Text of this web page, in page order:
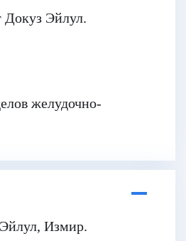
Докуз Эйлул.
желудочно-
Измир.